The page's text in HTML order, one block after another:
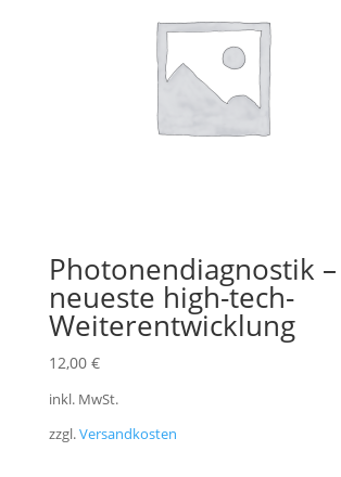
Photonendiagnostik –
neueste high-tech-
Weiterentwicklung
12,00 €
inkl. MwSt.
zzgl.Versandkosten